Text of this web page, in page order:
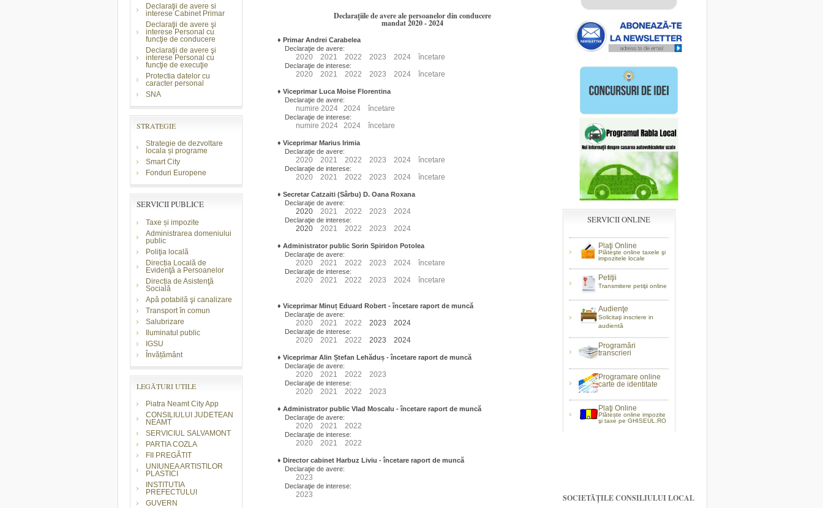
Declaraţii de avere si
interese Cabinet Primar
Declaraţii de avere şi
interese Personal cu
funcţie de conducere
Declaraţii de avere şi
interese Personal cu
funcţie de execuţie
Protectia datelor cu
caracter personal
SNA
STRATEGIE
Strategie de dezvoltare
locala și programe
Smart City
Fonduri Europene
SERVICII PUBLICE
Taxe și impozite
Administrarea domeniului
public
Poliţia locală
Direcția Locală de
Evidenţă a Persoanelor
Direcția de Asistenţă
Socială
Apă potabilă şi canalizare
Transport în comun
Salubrizare
Iluminatul public
IGSU
Învățământ
LEGĂTURI UTILE
Piatra Neamt City App
CONSILIULUI JUDETEAN
NEAMT
SERVICIUL SALVAMONT
PARTIA COZLA
FII PREGĂTIT
UNIUNEA ARTISTILOR
PLASTICI
INSTITUTIA
PREFECTULUI
GUVERN
Declarațiile de avere ale persoanelor din conducere
mandat 2020 - 2024
♦ Primar Andrei Carabelea
Declaraţie de avere:
2020 2021 2022 2023 2024 încetare
Declaraţie de interese:
2020 2021 2022 2023 2024 încetare
♦ Viceprimar Luca Moise Florentina
Declaraţie de avere:
numire 2024 2024 încetare
Declaraţie de interese:
numire 2024 2024 încetare
♦ Viceprimar Marius Irimia
Declaraţie de avere:
2020 2021 2022 2023 2024 încetare
Declaraţie de interese:
2020 2021 2022 2023 2024 încetare
♦ Secretar Catzaiti (Sârbu) D. Oana Roxana
Declaraţie de avere:
2020 2021 2022 2023 2024
Declaraţie de interese:
2020 2021 2022 2023 2024
♦ Administrator public Sorin Spiridon Potolea
Declaraţie de avere:
2020 2021 2022 2023 2024 încetare
Declaraţie de interese:
2020 2021 2022 2023 2024 încetare
♦ Viceprimar Minuț Eduard Robert- încetare raport de muncă
Declaraţie de avere:
2020 2021 2022 2023 2024
Declaraţie de interese:
2020 2021 2022 2023 2024
♦ Viceprimar Alin Ștefan Lehăduș- încetare raport de muncă
Declaraţie de avere:
2020 2021 2022 2023
Declaraţie de interese:
2020 2021 2022 2023
♦ Administrator public Vlad Moscalu - încetare raport de muncă
Declaraţie de avere:
2020 2021 2022
Declaraţie de interese:
2020 2021 2022
♦ Director cabinet Harbuz Liviu - încetare raport de muncă
Declaraţie de avere:
2023
Declaraţie de interese:
2023
SERVICII ONLINE
Plaţi Online
Plăteşte online taxele şi
impozitele locale
Petiţii
Transmitere petiţii online
Audienţe
Solicitaţi inscriere in
audientă
Programări
transcrieri
Programare online
carte de identitate
Plaţi Online
Plătește online impozite
şi taxe pe GHISEUL.RO
SOCIETĂȚILE CONSILIULUI LOCAL